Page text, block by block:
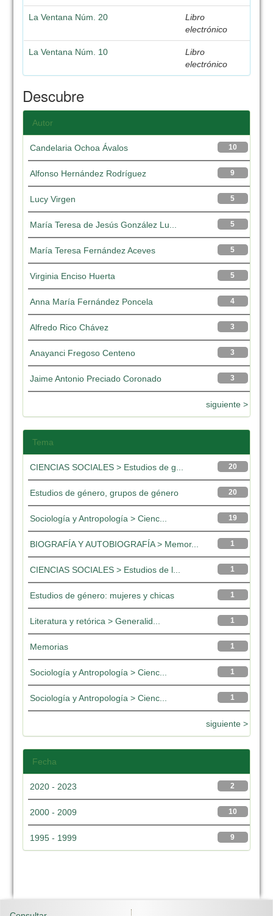
La Ventana Núm. 20
Libro
electrónico
La Ventana Núm. 10
Libro
electrónico
Descubre
Autor
10
Candelaria Ochoa Ávalos
9
Alfonso Hernández Rodríguez
5
Lucy Virgen
5
María Teresa de Jesús González Lu...
5
María Teresa Fernández Aceves
5
Virginia Enciso Huerta
4
Anna María Fernández Poncela
3
Alfredo Rico Chávez
3
Anayanci Fregoso Centeno
3
Jaime Antonio Preciado Coronado
siguiente >
Tema
20
CIENCIAS SOCIALES > Estudios de g...
20
Estudios de género, grupos de género
19
Sociología y Antropología > Cienc...
1
BIOGRAFÍA Y AUTOBIOGRAFÍA > Memor...
1
CIENCIAS SOCIALES > Estudios de l...
1
Estudios de género: mujeres y chicas
1
Literatura y retórica > Generalid...
1
Memorias
1
Sociología y Antropología > Cienc...
1
Sociología y Antropología > Cienc...
siguiente >
Fecha
2
2020 - 2023
10
2000 - 2009
9
1995 - 1999